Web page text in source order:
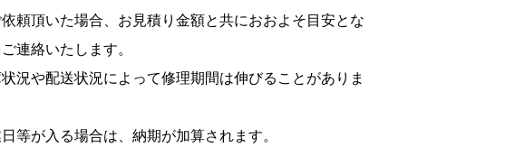
頼頂いた場合、お見積り金額と共におおよそ目安とな
連絡いたします。
況や配送状況によって修理期間は伸びることがありま
等が入る場合は、納期が加算されます。